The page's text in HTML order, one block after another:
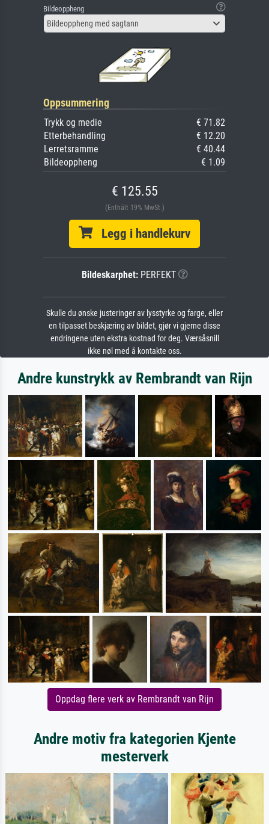
Bildeoppheng
Bildeoppheng med sagtann
Oppsummering
Trykk og medie
€ 71.82
Etterbehandling
€ 12.20
Lerretsramme
€ 40.44
Bildeoppheng
€ 1.09
€ 125.55
(Enthält 19% MwSt.)
Legg i handlekurv
Bildeskarphet:PERFEKT
Skulle du ønske justeringer av lysstyrke og farge, eller
en tilpasset beskjæring av bildet, gjør vi gjerne disse
endringene uten ekstra kostnad for deg. Værsåsnill
ikke nøl med å kontakte oss.
Andre kunstrykk av Rembrandt van Rijn
Oppdag flere verk av Rembrandt van Rijn
Andre motiv fra kategorien Kjente
mesterverk